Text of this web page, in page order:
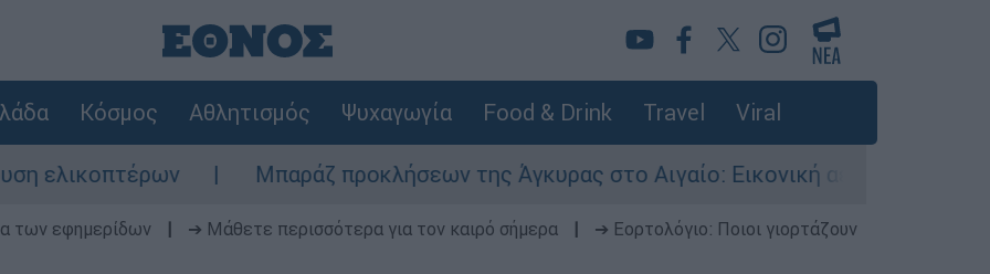
Κόσμος Αθλητισμός Ψυχαγωγία Food & Drink Travel Viral
Μπαράζ προκλήσεων της Άγκυρας στο Αιγαίο: Εικονική αερομαχία ανάμεσα σε
των εφημερίδων ➔ Μάθετε περισσότερα για τον καιρό σήμερα
➔ Εορτολόγιο: Ποιοι γιορτάζουν